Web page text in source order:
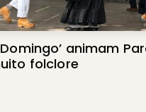
animam
folclore